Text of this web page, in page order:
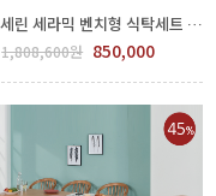
마야 포세린 세라믹 벤치형 식탁세트 700-204
1,808,600원 850,000